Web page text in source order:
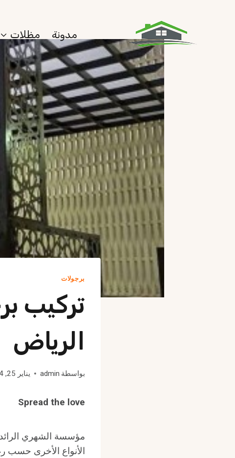
مدونة مظلات
برجولات
تركيب
الرياض
بواسطة admin يناير 25, 2024
Spread the love
مؤسسة الشهري
الأنواع الأخرى حسب